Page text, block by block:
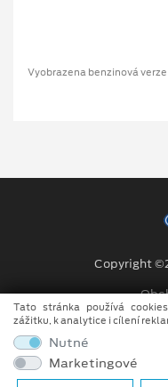
Vyobrazena benzinová
Copyright
Prohlášení o
Tato stránka používá
zážitku, k analytice i cílení
Nutné
Marketingové